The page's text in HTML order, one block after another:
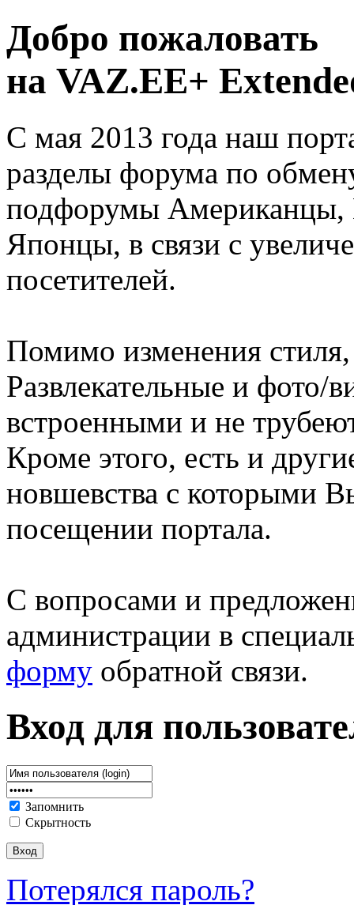
Добро пожаловать
на VAZ.EE+
С мая 2013 года наш
разделы форума по
подфорумы
Японцы, в связи с
посетителей.
Помимо изменения
Развлекательные и фото/
встроенными и не
Кроме этого, есть и
новшевства с которыми
посещении портала.
С вопросами и
администрации в
форму обратной связи.
Вход для
Запомнить
Скрытность
Потерялся пароль?